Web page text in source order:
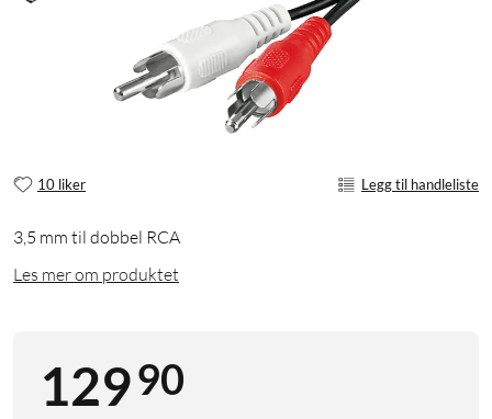
10 liker Legg til handleliste
3,5 mm til dobbel RCA
Les mer om produktet
12990